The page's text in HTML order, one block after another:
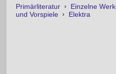
Primärliteratur ›
Einzelne
und Vorspiele › Elektra